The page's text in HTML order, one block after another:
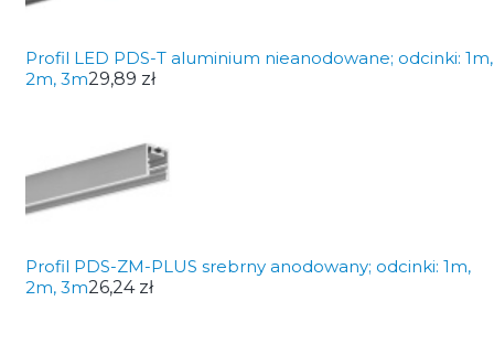
Profil LED PDS-T aluminium nieanodowane; odcinki: 1m,
2m, 3m29,89 zł
Profil PDS-ZM-PLUS srebrny anodowany; odcinki: 1m,
2m, 3m26,24 zł